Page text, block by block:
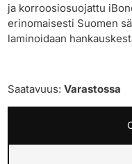
ja korroosiosuojattu
erinomaisesti Suomen
laminoidaan
Saatavuus:Varastossa